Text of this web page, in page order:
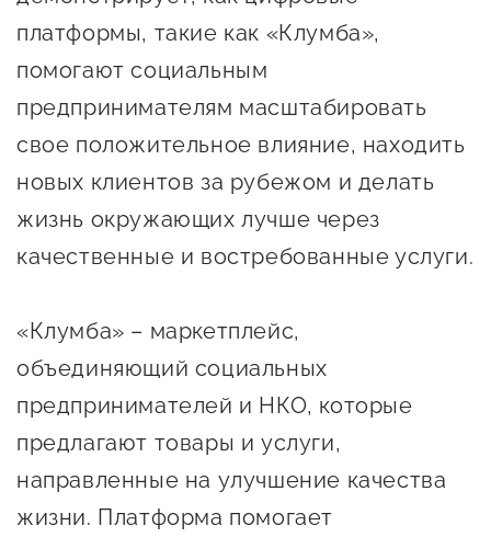
Вакансии
платформы, такие как «Клумба»,
помогают социальным
предпринимателям масштабировать
свое положительное влияние, находить
новых клиентов за рубежом и делать
жизнь окружающих лучше через
качественные и востребованные услуги.
«Клумба» – маркетплейс,
объединяющий социальных
предпринимателей и НКО, которые
предлагают товары и услуги,
направленные на улучшение качества
жизни. Платформа помогает